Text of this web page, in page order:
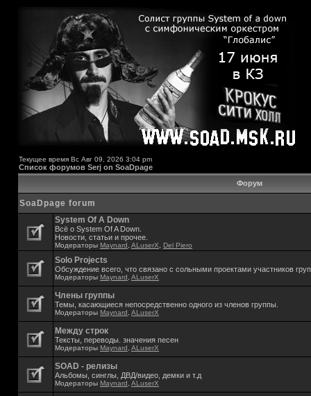
Текущее время Вс Авг 09, 2026 3:04 pm
Список форумов Serj on SoaDpage
Форум
SoaDpage forum
System Of A Down
Всё о System Of A Down.
Новости, статьи и прочее.
Модераторы Maynard ALuserX Del Piero
Solo Projects
Обсуждение всего, что связано с сольными проектами участников
Модераторы Maynard ALuserX
Члены группы
Темы, касающиеся непосредственно одного из членов группы.
Модераторы Maynard ALuserX
Между строк
Тексты, переводы. значения песен
Модераторы Maynard ALuserX
SOAD - релизы
Альбомы, синглы, ДВД/видео, демки и т.д
Модераторы Maynard ALuserX